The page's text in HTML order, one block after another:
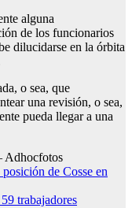
alguna
de los funcionarios
dilucidarse en la órbita
o sea, que
una revisión, o sea,
pueda llegar a una
Adhocfotos
de Cosse en
trabajadores